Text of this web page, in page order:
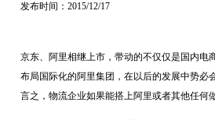
发布时间：2015/12/17
京东、阿里相继上市，带动的不仅仅是国内电
布局国际化的阿里集团，在以后的发展中势必
言之，物流企业如果能搭上阿里或者其他任何